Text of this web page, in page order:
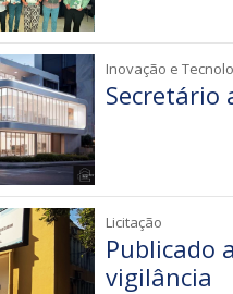
Inovação e
Secretário
Licitação
Publicado
vigilância